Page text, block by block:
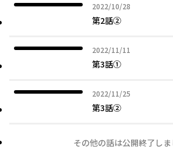
2022/10/28
2022年10月28日
第2話②
2022/11/11
2022年11月11日
第3話①
2022/11/25
2022年11月25日
第3話②
その他の話は公開終了しま